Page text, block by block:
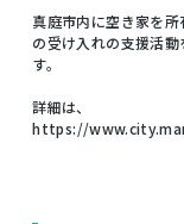
真庭市内に空き家を
の受け入れの支援活
す。
詳細は、
https://